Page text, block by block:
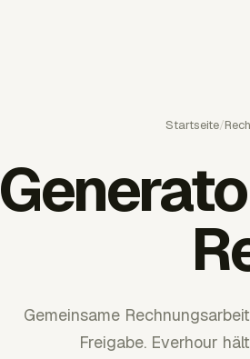
Startseite/
Gemeinsame
Freigabe. Everhour